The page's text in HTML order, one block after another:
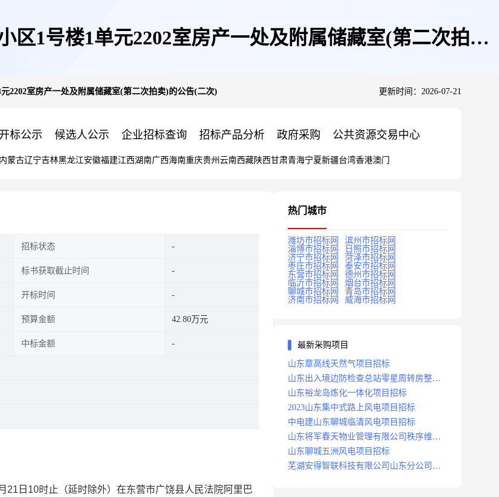
1号楼1单元2202室房产一处及附属储藏室(第二次拍卖)
2202室房产一处及附属储藏室(第二次拍卖)的公告(二次) 更新时间：2026-07-21
开标公示 候选人公示 企业招标查询 招标产品分析 政府采购 公共资源交易中心
内蒙古辽宁吉林黑龙江安徽福建江西湖南广西海南重庆贵州 云南西藏陕西甘肃青海宁夏新疆台湾香港澳门
招标状态
标书获取截止时间
开标时间
预算金额 42.80万元
中标金额
21 日 10时止（延时除外）在东营市广饶县人民法院阿里巴
热门城市
潍坊市招标网
滨州市招标网
淄博市招标网
日照市招标网
济宁市招标网
菏泽市招标网
枣庄市招标网
泰安市招标网
东营市招标网
德州市招标网
临沂市招标网
烟台市招标网
聊城市招标网
青岛市招标网
济南市招标网
威海市招标网
最新采购项目
山东章高线天然气项目招标
山东出入境边防检查总站零星周转房整修
项目招标中标
山东裕龙岛炼化一体化项目招标
2023山东集中式路上风电项目招标
中电建山东聊城临清风电项目招标
山东将军春天物业管理有限公司秩序维护
服务项目招标公告
山东聊城五洲风电项目招标
芜湖安得智联科技有限公司山东分公司济